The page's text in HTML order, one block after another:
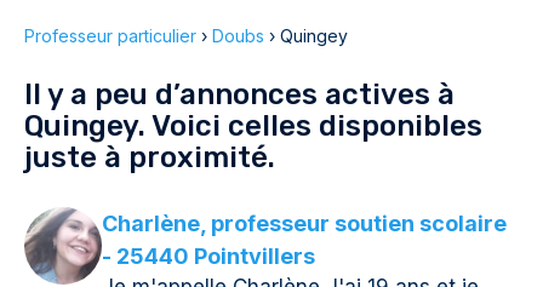
Professeur particulier › Doubs › Quingey
Il y a peu d’annonces actives à
Quingey. Voici celles disponibles
juste à proximité.
Charlène, professeur soutien scolaire
- 25440 Pointvillers